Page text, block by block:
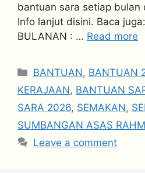
bantuan sara setiap bulan
Info lanjut disini. Baca
BULANAN : … Read more
Categories
BANTUAN, BANTUAN
KERAJAAN, BANTUAN
SARA 2026, SEMAKAN,
SUMBANGAN ASAS
Leave a comment